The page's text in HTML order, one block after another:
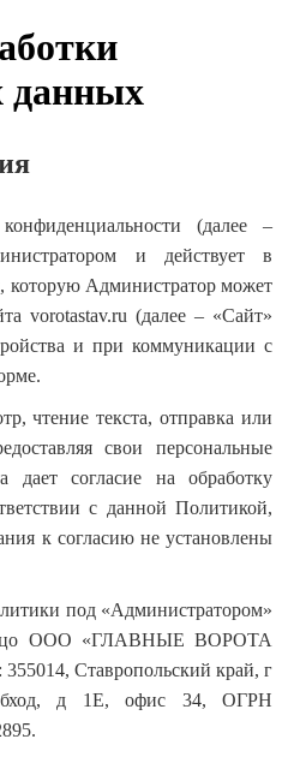
данных
(далее –
и действует в
Администратор может
vorotastav.ru (далее – «Сайт»
и при коммуникации с
чтение текста, отправка или
свои персональные
дает согласие на обработку
с данной Политикой,
к согласию не установлены
под «Администратором»
ООО «ГЛАВНЫЕ ВОРОТА
Ставропольский край, г
д 1Е, офис 34, ОГРН